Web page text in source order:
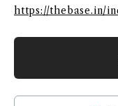
https://thebase.in/